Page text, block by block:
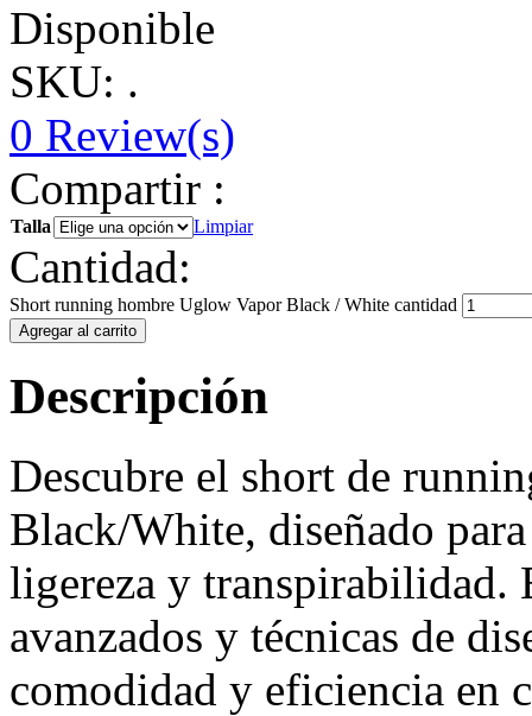
Disponible
SKU: .
0 Review(s)
Compartir :
Talla Limpiar
Cantidad:
Short running hombre Uglow Vapor Black / White cantidad
Agregar al carrito
Descripción
Descubre el short de
Black/White, diseñado
ligereza y transpirabilidad.
avanzados y técnicas de
comodidad y eficiencia en